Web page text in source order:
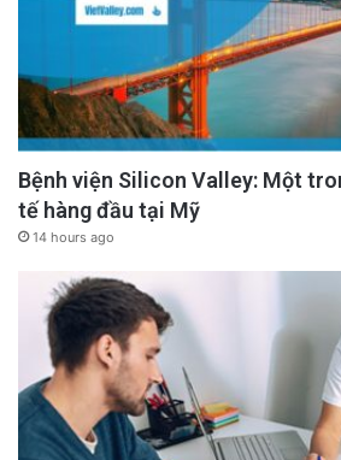
Bệnh viện Silicon Valley: Một
tế hàng đầu tại Mỹ
14 hours ago